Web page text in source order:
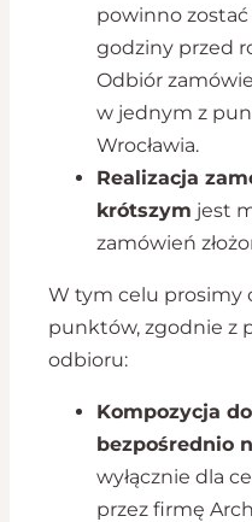
powinno zostać
godziny przed
Odbiór
w jednym z
Wrocławia.
Realizacja
krótszym jest
zamówień
W tym celu prosimy
punktów, zgodnie z
odbioru:
Kompozycja
bezpośrednio
wyłącznie dla
przez firmę